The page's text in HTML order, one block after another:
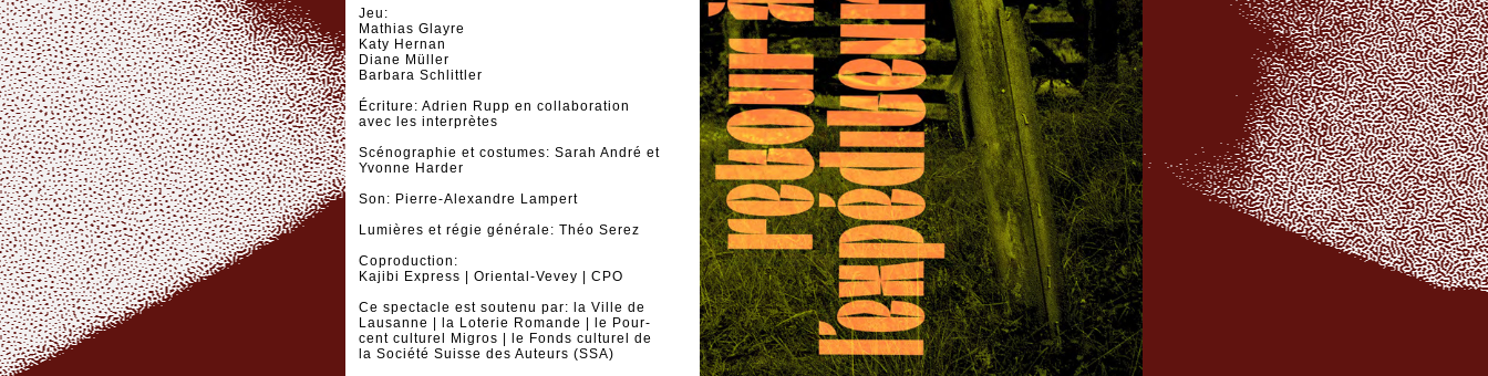
Jeu:
Mathias Glayre
Katy Hernan
Diane Müller
Barbara Schlittler
Écriture: Adrien Rupp en collaboration
avec les interprètes
Scénographie et costumes: Sarah André et
Yvonne Harder
Son: Pierre-Alexandre Lampert
Lumières et régie générale: Théo Serez
Coproduction:
Kajibi Express | Oriental-Vevey | CPO
Ce spectacle est soutenu par: la Ville de
Lausanne | la Loterie Romande | le Pour-
cent culturel Migros | le Fonds culturel de
la Société Suisse des Auteurs (SSA)